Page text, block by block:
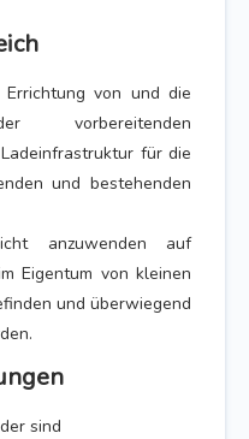
von und die
vorbereitenden
für die
und bestehenden
anzuwenden auf
Eigentum von kleinen
und überwiegend
sind